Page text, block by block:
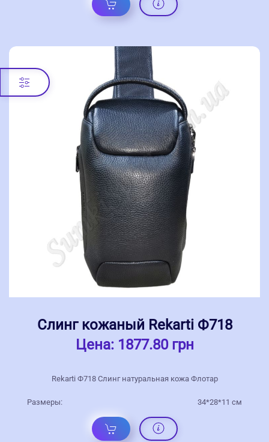
Слинг кожаный Rekarti Ф718
Цена: 1877.80 грн
Rekarti Ф718 Слинг натуральная кожа Флотар
Размеры: 34*28*11 см